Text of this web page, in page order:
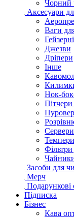
Чорний
Аксесуари
Ваги
Джезви
Дріпери
Інше
Нок-
Темпери
Засоби для
Мерч
Подарункові
Підписка
Бізнес
Кава